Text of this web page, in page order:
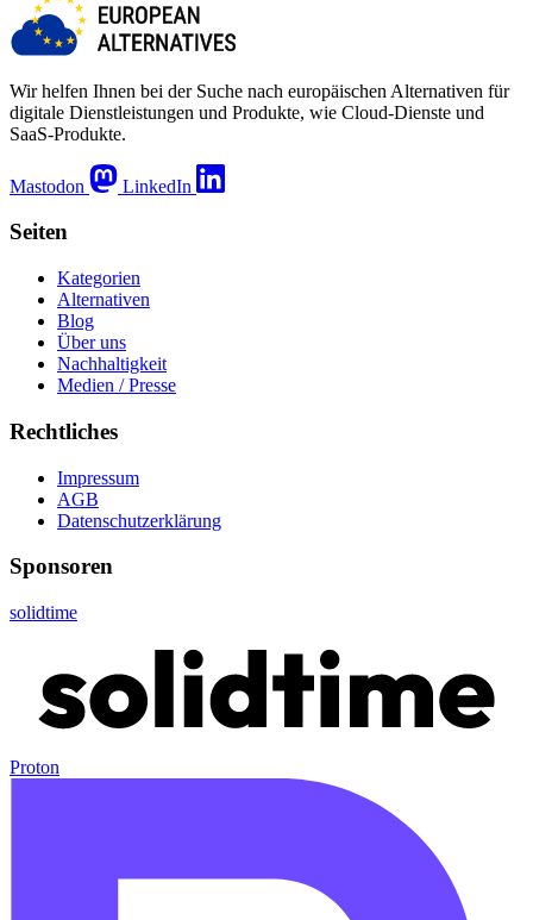
Wir helfen Ihnen bei der Suche nach europäischen Alternativen für
digitale Dienstleistungen und Produkte, wie Cloud-Dienste und
SaaS-Produkte.
Mastodon LinkedIn
Seiten
Kategorien
Alternativen
Blog
Über uns
Nachhaltigkeit
Medien / Presse
Rechtliches
Impressum
AGB
Datenschutzerklärung
Sponsoren
solidtime
Proton